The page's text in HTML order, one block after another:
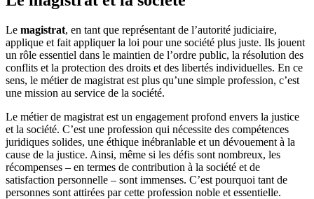
Le magistrat, en tant que représentant de l’autorité judiciaire,
applique et fait appliquer la loi pour une société plus juste. Ils jouent
un rôle essentiel dans le maintien de l’ordre public, la résolution des
conflits et la protection des droits et des libertés individuelles. En ce
sens, le métier de magistrat est plus qu’une simple profession, c’est
une mission au service de la société.
Le métier de magistrat est un engagement profond envers la justice
et la société. C’est une profession qui nécessite des compétences
juridiques solides, une éthique inébranlable et un dévouement à la
cause de la justice. Ainsi, même si les défis sont nombreux, les
récompenses – en termes de contribution à la société et de
satisfaction personnelle – sont immenses. C’est pourquoi tant de
personnes sont attirées par cette profession noble et essentielle.